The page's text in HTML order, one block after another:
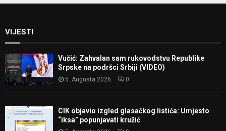
VIJESTI
Vučić: Zahvalan sam rukovodstvu Republike
Srpske na podršci Srbiji (VIDEO)
5. Augusta 2026. 0
CIK objavio izgled glasačkog listića: Umjesto
“iksa” popunjavati kružić